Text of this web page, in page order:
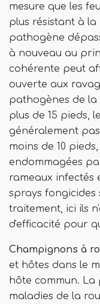
mesure que les
plus résistant à
pathogène
à nouveau au
cohérente peut
ouverte aux
pathogènes de la
plus de 15 pieds,
généralement
moins de 10
endommagées
rameaux infectés
sprays fongicides
traitement, ici ils
d'efficacité pour
Champignons à
et hôtes dans le
hôte commun. La
maladies de la